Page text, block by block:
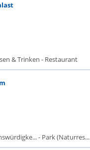
& Trinken - Restaurant
- Park (Naturres...